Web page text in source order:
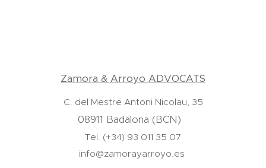
Zamora & Arroyo ADVOCATS
C. del Mestre Antoni Nicolau, 35
08911 Badalona (BCN)
Tel. (+34) 93 011 35 07
info@zamorayarroyo.es